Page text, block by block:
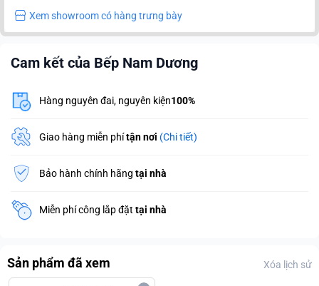
Xem showroom có hàng trưng bày
Cam kết của Bếp Nam Dương
Hàng nguyên đai, nguyên kiện100%
Giao hàng miễn phítận nơi (Chi tiết)
Bảo hành chính hãng tại nhà
Miễn phí công lắp đặt tại nhà
Sản phẩm đã xem Xóa lịch sử